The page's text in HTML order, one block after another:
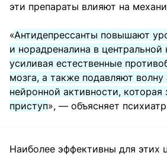
эти препараты влияют на
«Антидепрессанты повышают
и норадреналина в
усиливая естественные
мозга, а также подавляют
нейронной активности, которая
приступ», — объясняет
Наиболее эффективны для этих